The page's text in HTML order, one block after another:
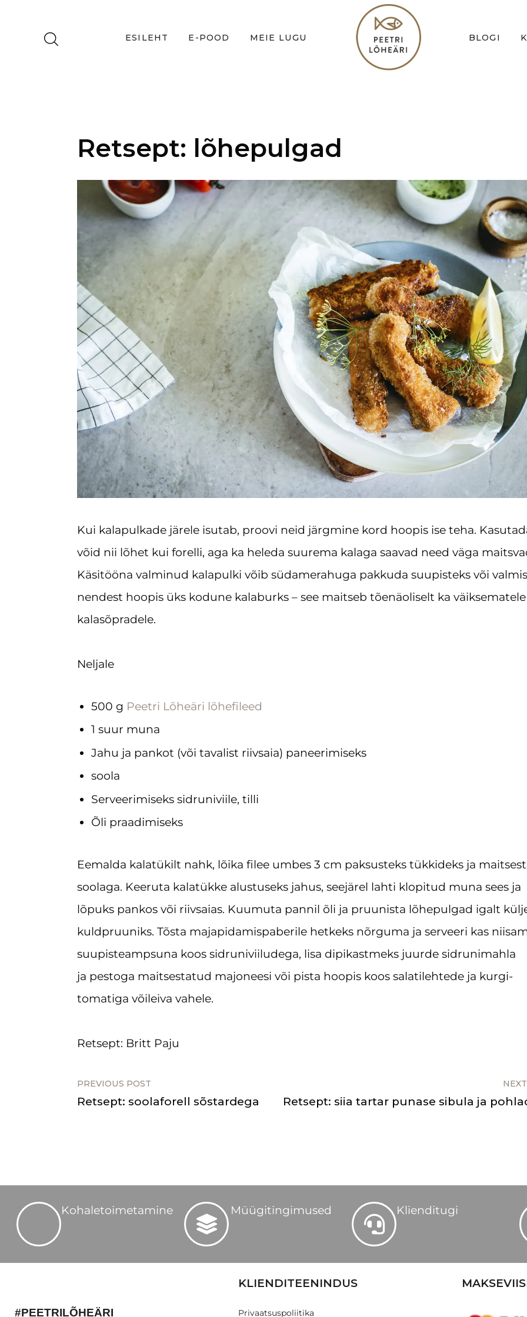
ESILEHT E-POOD MEIE LUGU BLOGI
Retsept: lõhepulgad
Kui kalapulkade järele isutab, proovi neid järgmine kord hoopis ise teha.
võid nii lõhet kui forelli, aga ka heleda suurema kalaga saavad need väga
Käsitööna valminud kalapulki võib südamerahuga pakkuda suupisteks või
nendest hoopis üks kodune kalaburks – see maitseb tõenäoliselt ka väiksematele
kalasõpradele.
Neljale
500 g Peetri Lõheäri lõhefileed
1 suur muna
Jahu ja pankot (või tavalist riivsaia) paneerimiseks
soola
Serveerimiseks sidruniviile, tilli
Õli praadimiseks
Eemalda kalatükilt nahk, lõika filee umbes 3 cm paksusteks tükkideks ja
soolaga. Keeruta kalatükke alustuseks jahus, seejärel lahti klopitud muna sees ja
lõpuks pankos või riivsaias. Kuumuta pannil õli ja pruunista lõhepulgad igalt
kuldpruuniks. Tõsta majapidamispaberile hetkeks nõrguma ja serveeri kas
suupisteampsuna koos sidruniviiludega, lisa dipikastmeks juurde sidrunimahla
ja pestoga maitsestatud majoneesi või pista hoopis koos salatilehtede ja kurgi-
tomatiga võileiva vahele.
Retsept: Britt Paju
PREVIOUS POST
Retsept: soolaforell sõstardega Retsept: siia tartar punase sibula ja
Kohaletoimetamine Müügitingimused Klienditugi
#PEETRILÕHEÄRI
KLIENDITEENINDUS
Privaatsuspoliitika